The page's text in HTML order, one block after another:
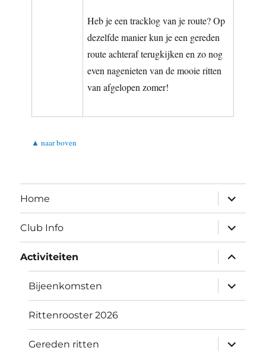
Heb je een tracklog van je route? Op
dezelfde manier kun je een gereden
route achteraf terugkijken en zo nog
even nagenieten van de mooie ritten
van afgelopen zomer!
▲ naar boven
Home
Club Info
Activiteiten
Bijeenkomsten
Rittenrooster 2026
Gereden ritten